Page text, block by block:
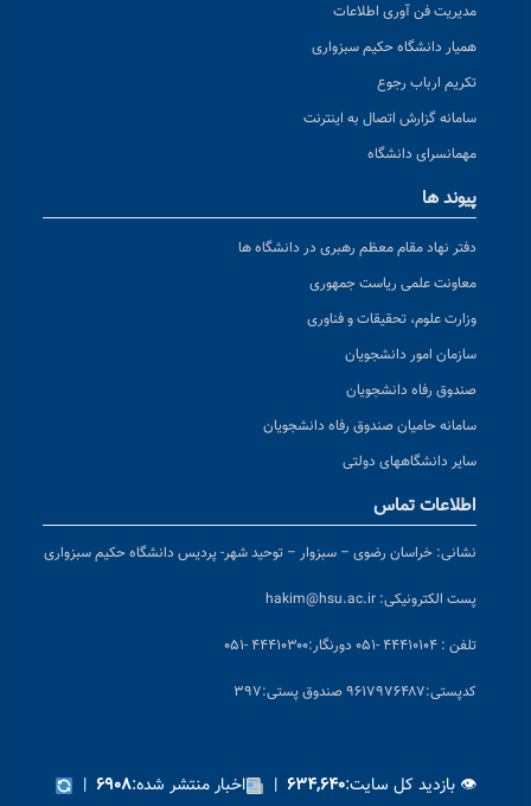
مدیریت فن آوری اطلاعات
همیار دانشگاه حکیم سبزواری
تکریم ارباب رجوع
سامانه گزارش اتصال به اینترنت
مهمانسرای دانشگاه
پیوند ها
دفتر نهاد مقام معظم رهبری در دانشگاه ها
معاونت علمی ریاست جمهوری
وزارت علوم، تحقیقات و فناوری
سازمان امور دانشجویان
صندوق رفاه دانشجویان
سامانه حامیان صندوق رفاه دانشجویان
سایر دانشگاههای دولتی
اطلاعات تماس
نشانی: خراسان رضوی – سبزوار – توحید شهر- پردیس دانشگاه حکیم سبزواری
پست الکترونیکی: hakim@hsu.ac.ir
تلفن : ۴۴۴۱۰۱۰۴ -۰۵۱ دورنگار:۴۴۴۱۰۳۰۰ -۰۵۱
کدپستی:۹۶۱۷۹۷۶۴۸۷ صندوق پستی:۳۹۷
👁 بازدید کل سایت:۶۳۴,۶۴۰ | اخبار منتشر شده:۶۹۰۸ |